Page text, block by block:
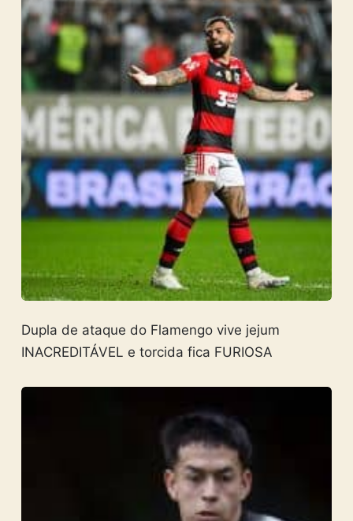
Dupla de ataque do Flamengo vive jejum
INACREDITÁVEL e torcida fica FURIOSA